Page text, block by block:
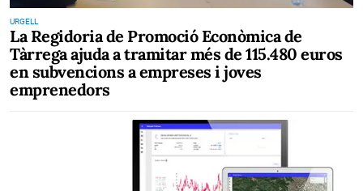
URGELL
La Regidoria de Promoció Econòmica de
Tàrrega ajuda a tramitar més de 115.480 euros
en subvencions a empreses i joves
emprenedors